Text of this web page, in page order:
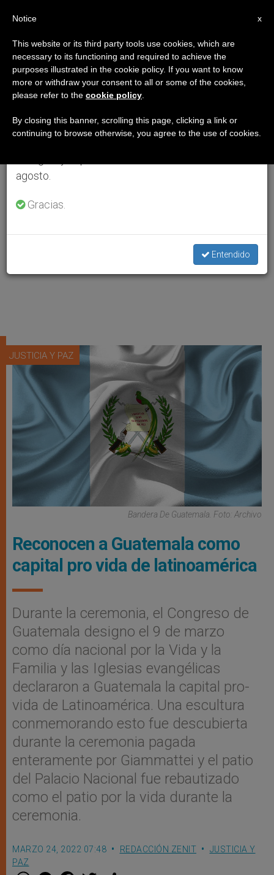
JUSTICIA Y PAZ
Bandera De Guatemala. Foto: Archivo
Reconocen a Guatemala como
capital pro vida de latinoamérica
Durante la ceremonia, el Congreso de
Guatemala designo el 9 de marzo
como día nacional por la Vida y la
Familia y las Iglesias evangélicas
declararon a Guatemala la capital pro-
vida de Latinoamérica. Una escultura
conmemorando esto fue descubierta
durante la ceremonia pagada
enteramente por Giammattei y el patio
del Palacio Nacional fue rebautizado
como el patio por la vida durante la
ceremonia.
MARZO 24, 2022 07:48 REDACCIÓN ZENIT
JUSTICIA Y
PAZ
×
Aviso importante
Del 27 de julio al 7 de agosto haremos la pausa
anual, aprovechando que en el periodo de verano
se generan menos informaciones y también el
agosto.
Gracias.
Entendido
x
Notice
This website or its third party tools use cookies, which are
necessary to its functioning and required to achieve the
purposes illustrated in the cookie policy. If you want to know
more or withdraw your consent to all or some of the cookies,
please refer to the cookie policy
By closing this banner, scrolling this page, clicking a link or
continuing to browse otherwise, you agree to the use of cookies.